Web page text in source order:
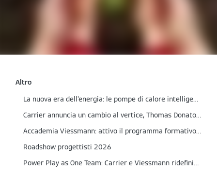
Altro
La nuova era dell’energia: le pompe di calore intelligenti Viessmann
Carrier annuncia un cambio al vertice, Thomas Donato nominato presidente
Accademia Viessmann: attivo il programma formativo del primo semestre 2026
Roadshow progettisti 2026
Power Play as One Team: Carrier e Viessmann ridefiniscono l’approccio al mercato HVAC in Italia